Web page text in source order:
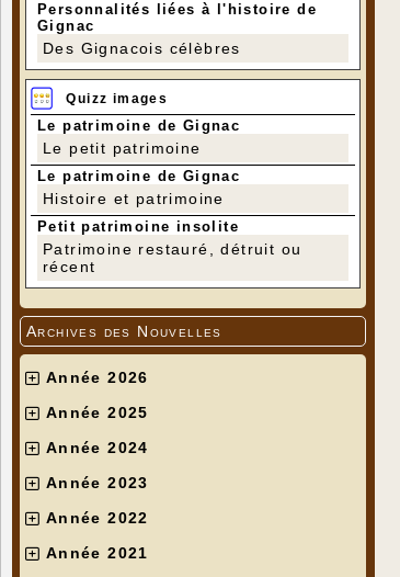
Personnalités liées à l'histoire de
Gignac
Des Gignacois célèbres
Quizz images
Le patrimoine de Gignac
Le petit patrimoine
Le patrimoine de Gignac
Histoire et patrimoine
Petit patrimoine insolite
Patrimoine restauré, détruit ou
récent
Archives des Nouvelles
Année 2026
Année 2025
Année 2024
Année 2023
Année 2022
Année 2021